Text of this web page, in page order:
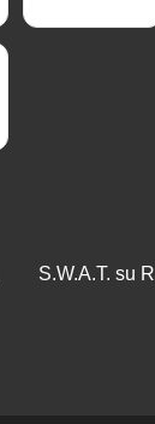
S.W.A.T. su